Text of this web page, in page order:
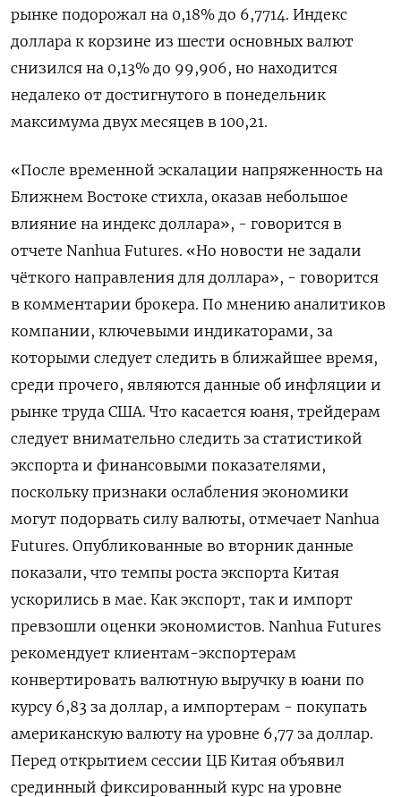
рынке подорожал на ‌0,18% до 6,7714. Индекс
доллара к корзине ‌из шести основных валют
снизился на 0,13% до 99,906, но находится ​
недалеко от достигнутого в понедельник
максимума двух месяцев в ‌100,21.
«После временной эскалации напряженность на
Ближнем Востоке стихла, оказав небольшое ​
влияние на индекс доллара», - говорится в
отчете Nanhua Futures. «Но новости ‌не задали
чёткого направления для доллара», - говорится
в комментарии брокера. По мнению аналитиков
компании, ключевыми индикаторами, за
которыми ​следует следить в ​ближайшее время,
среди ‌прочего, являются данные об инфляции и
рынке труда США. Что касается юаня, ​трейдерам
следует внимательно следить за статистикой
экспорта и финансовыми показателями,
поскольку признаки ослабления экономики
могут подорвать силу валюты, отмечает Nanhua
Futures. Опубликованные во вторник данные
показали, что темпы роста экспорта Китая
ускорились в мае. Как экспорт, так и импорт
превзошли оценки экономистов. Nanhua Futures
рекомендует ​клиентам-экспортерам
конвертировать валютную выручку в ⁠юани по
курсу 6,83 за доллар, а импортерам - покупать
американскую валюту на уровне ‌6,77 за доллар.
Перед открытием сессии ЦБ Китая объявил
срединный ‌фиксированный курс на уровне